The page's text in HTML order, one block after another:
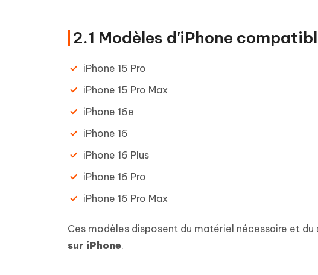
2.1 Modèles d'iPhone
iPhone 15 Pro
iPhone 15 Pro Max
iPhone 16e
iPhone 16
iPhone 16 Plus
iPhone 16 Pro
iPhone 16 Pro Max
Ces modèles disposent du matériel nécessaire et du
sur iPhone.